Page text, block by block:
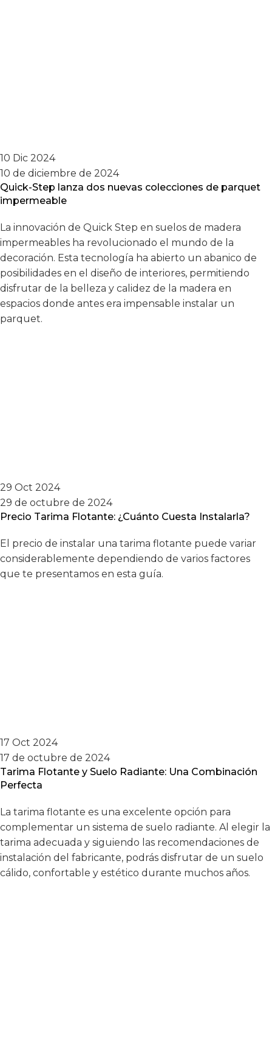
10 Dic 2024
10 de diciembre de 2024
Quick-Step lanza dos nuevas colecciones de parquet
impermeable
La innovación de Quick Step en suelos de madera
impermeables ha revolucionado el mundo de la
decoración. Esta tecnología ha abierto un abanico de
posibilidades en el diseño de interiores, permitiendo
disfrutar de la belleza y calidez de la madera en
espacios donde antes era impensable instalar un
parquet.
29 Oct 2024
29 de octubre de 2024
Precio Tarima Flotante: ¿Cuánto Cuesta Instalarla?
El precio de instalar una tarima flotante puede variar
considerablemente dependiendo de varios factores
que te presentamos en esta guía.
17 Oct 2024
17 de octubre de 2024
Tarima Flotante y Suelo Radiante: Una Combinación
Perfecta
La tarima flotante es una excelente opción para
complementar un sistema de suelo radiante. Al elegir la
tarima adecuada y siguiendo las recomendaciones de
instalación del fabricante, podrás disfrutar de un suelo
cálido, confortable y estético durante muchos años.